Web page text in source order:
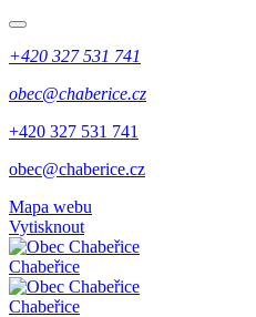
+420 327 531 741
obec@chaberice.cz
+420 327 531 741
obec@chaberice.cz
Mapa webu
Vytisknout
Chabeřice
Chabeřice